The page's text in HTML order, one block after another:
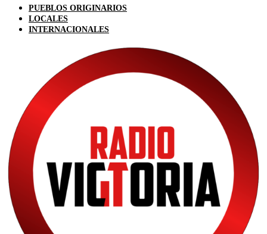
PUEBLOS ORIGINARIOS
LOCALES
INTERNACIONALES